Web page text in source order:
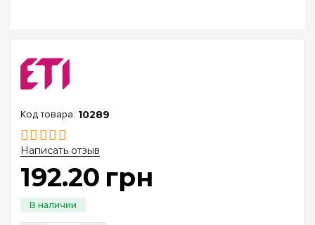
10289
Написать отзыв
192.20 грн